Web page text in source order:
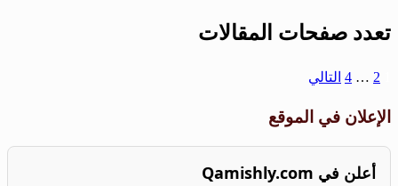
تعدد صفحات المقالات
2
…
4 التالي
الإعلان في الموقع
أعلن في Qamishly.com